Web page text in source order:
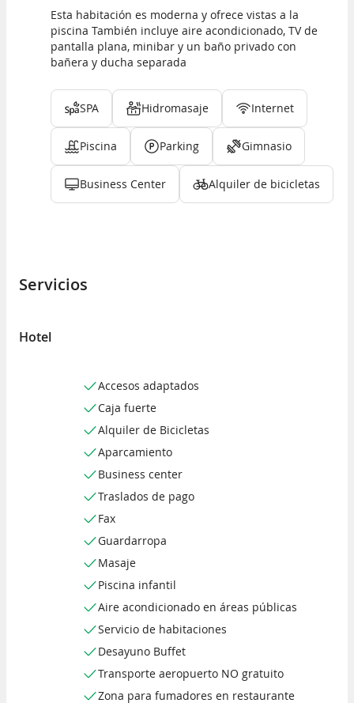
Esta habitación es moderna y ofrece vistas a la
piscina También incluye aire acondicionado, TV de
pantalla plana, minibar y un baño privado con
bañera y ducha separada
SPA Hidromasaje Internet
Piscina Parking Gimnasio
Business Center Alquiler de bicicletas
Servicios
Hotel
Accesos adaptados
Caja fuerte
Alquiler de Bicicletas
Aparcamiento
Business center
Traslados de pago
Fax
Guardarropa
Masaje
Piscina infantil
Aire acondicionado en áreas públicas
Servicio de habitaciones
Desayuno Buffet
Transporte aeropuerto NO gratuito
Zona para fumadores en restaurante